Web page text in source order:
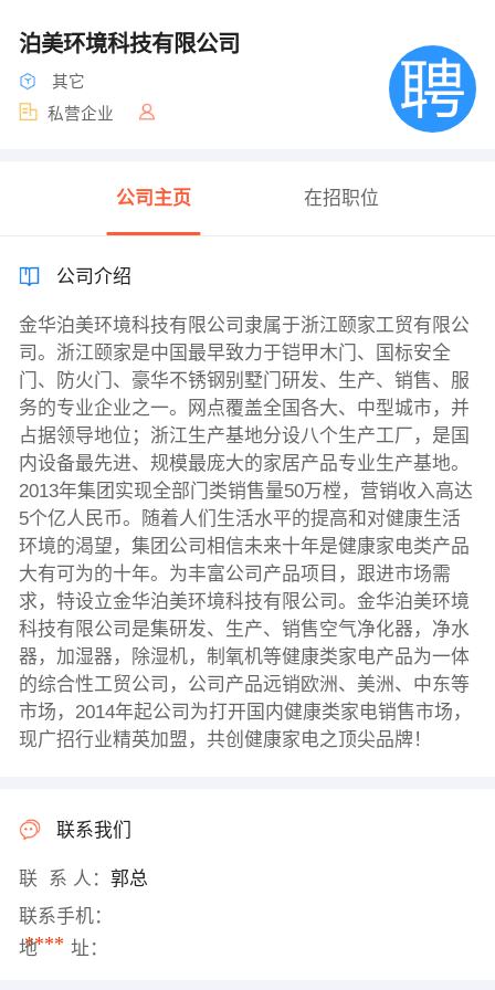
泊美环境科技有限公司
其它
私营企业
公司主页 在招职位
公司介绍
金华泊美环境科技有限公司隶属于浙江颐家工贸有限公
司。浙江颐家是中国最早致力于铠甲木门、国标安全
门、防火门、豪华不锈钢别墅门研发、生产、销售、服
务的专业企业之一。网点覆盖全国各大、中型城市，并
占据领导地位；浙江生产基地分设八个生产工厂，是国
内设备最先进、规模最庞大的家居产品专业生产基地。
2013年集团实现全部门类销售量50万樘，营销收入高达
5个亿人民币。随着人们生活水平的提高和对健康生活
环境的渴望，集团公司相信未来十年是健康家电类产品
大有可为的十年。为丰富公司产品项目，跟进市场需
求，特设立金华泊美环境科技有限公司。金华泊美环境
科技有限公司是集研发、生产、销售空气净化器，净水
器，加湿器，除湿机，制氧机等健康类家电产品为一体
的综合性工贸公司，公司产品远销欧洲、美洲、中东等
市场，2014年起公司为打开国内健康类家电销售市场，
现广招行业精英加盟，共创健康家电之顶尖品牌！
联系我们
联 系 人： 郭总
联系手机：
****
地 址：